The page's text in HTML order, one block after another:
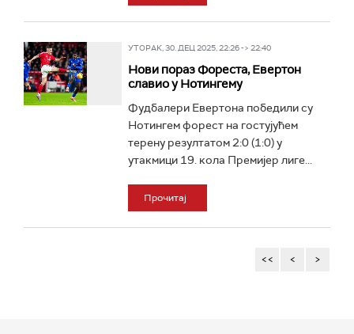
УТОРАК, 30. ДЕЦ 2025, 22:26 -> 22:40
Нови пораз Фореста, Евертон
славио у Нотингему
Фудбалери Евертона победили су
Нотингем форест на гостујућем
терену резултатом 2:0 (1:0) у
утакмици 19. кола Премијер лиге...
Прочитај
<< < >